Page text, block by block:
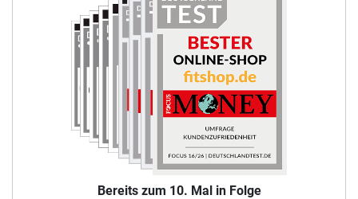
Bereits zum 10. Mal in Folge